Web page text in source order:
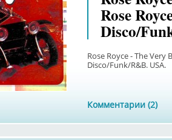
Rose
Disco/
Rose Royce - The Very
Disco/Funk/R&B. USA.
Комментарии (2)